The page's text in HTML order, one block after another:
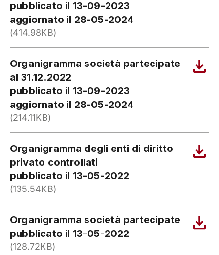
pubblicato il 13-09-2023
aggiornato il 28-05-2024
(414.98KB)
Organigramma società partecipate
al 31.12.2022
pubblicato il 13-09-2023
aggiornato il 28-05-2024
(214.11KB)
Organigramma degli enti di diritto
privato controllati
pubblicato il 13-05-2022
(135.54KB)
Organigramma società partecipate
pubblicato il 13-05-2022
(128.72KB)